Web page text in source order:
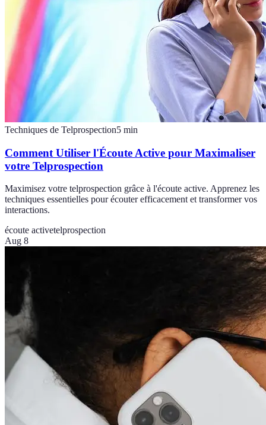
Techniques de Telprospection5 min
Comment Utiliser l'Écoute Active pour Maximaliser
votre Telprospection
Maximisez votre telprospection grâce à l'écoute active. Apprenez les
techniques essentielles pour écouter efficacement et transformer vos
interactions.
écoute activetelprospection
Aug 8